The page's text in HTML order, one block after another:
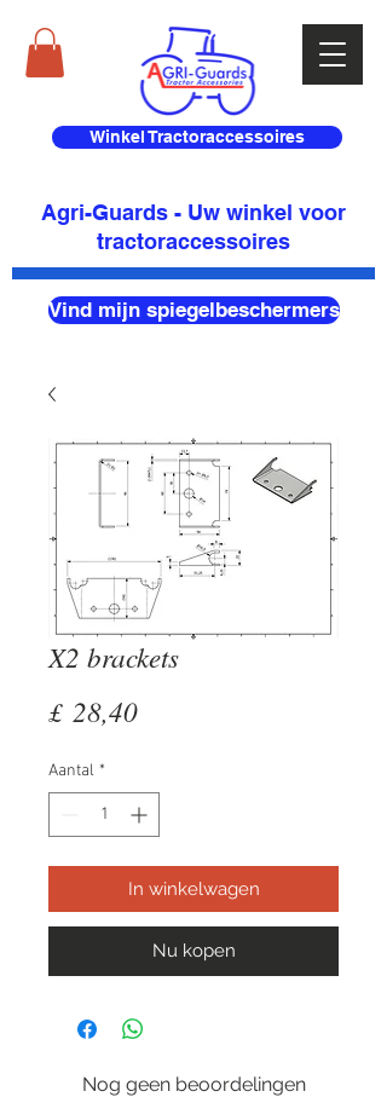
Winkel Tractoraccessoires
Agri-Guards - Uw winkel voor
tractoraccessoires
Vind mijn spiegelbeschermers
X2 brackets
£ 28,40Prijs
Aantal *
In winkelwagen
Nu kopen
Nog geen beoordelingen